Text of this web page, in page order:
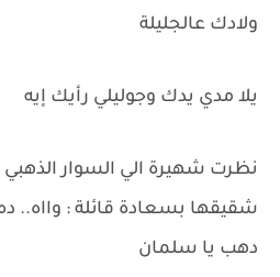
ولادك عالجليلة
يلا مدي يدك وجوليلي رأيك إيه
نظرت شهيرة الي السوار الذهبي
شقيقها بسعادة قائلة : وااه..
دهب يا سلمان